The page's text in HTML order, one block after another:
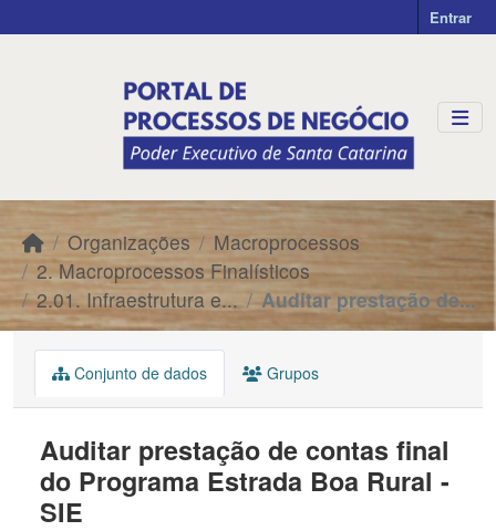
Entrar
Organizações
Macroprocessos
2. Macroprocessos Finalísticos
2.01. Infraestrutura e...
Auditar prestação de...
Conjunto de dados Grupos
Auditar prestação de contas final
do Programa Estrada Boa Rural -
SIE